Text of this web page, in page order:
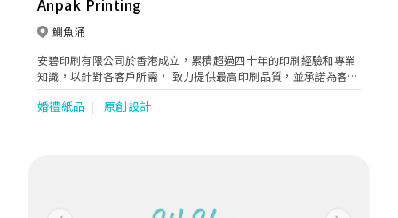
Anpak Printing
鰂魚涌
安碧印刷有限公司於香港成立，累積超過四十年的印刷經驗和專業
知識，以針對各客戶所需， 致力提供最高印刷品質，並承諾為客戶
提供最可信賴的一站式印刷服務。
婚禮紙品 原創設計